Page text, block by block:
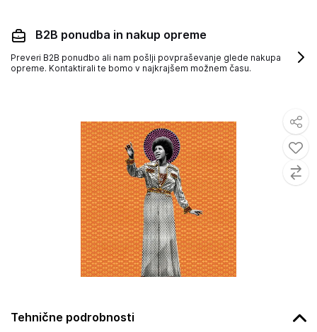
Tehnične podrobnosti
B2B ponudba in nakup opreme
Preveri B2B ponudbo ali nam pošlji povpraševanje glede nakupa
opreme. Kontaktirali te bomo v najkrajšem možnem času.